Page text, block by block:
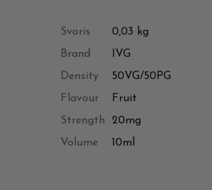
Svoris
0,03 kg
Brand
IVG
Density
50VG/50PG
Flavour
Fruit
Strength
20mg
Volume
10ml